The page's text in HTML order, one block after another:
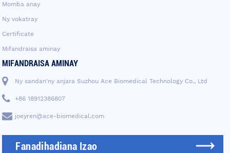
Momba anay
Ny vokatray
Certificate
Mifandraisa aminay
MIFANDRAISA AMINAY
Ny sandan'ny anjara Suzhou Ace Biomedical Technology Co., Ltd
+86 18912386807
joeyren@ace-biomedical.com
Fanadihadiana Izao